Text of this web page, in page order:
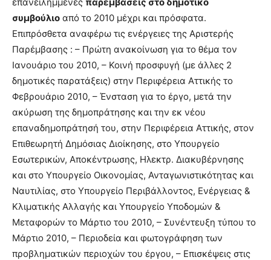
συμβούλιο από το 2010 μέχρι και πρόσφατα.
Επιπρόσθετα αναφέρω τις ενέργειες της Αριστερής
Παρέμβασης : – Πρώτη ανακοίνωση για το θέμα τον
Ιανουάριο του 2010, – Κοινή προσφυγή (με άλλες 2
δημοτικές παρατάξεις) στην Περιφέρεια Αττικής το
Φεβρουάριο 2010, – Ένσταση για το έργο, μετά την
ακύρωση της δημοπράτησης και την εκ νέου
επαναδημοπράτησή του, στην Περιφέρεια Αττικής, στον
Επιθεωρητή Δημόσιας Διοίκησης, στο Υπουργείο
Εσωτερικών, Αποκέντρωσης, Ηλεκτρ. Διακυβέρνησης
και στο Υπουργείο Οικονομίας, Ανταγωνιστικότητας και
Ναυτιλίας, στο Υπουργείο Περιβάλλοντος, Ενέργειας &
Κλιματικής Αλλαγής και Υπουργείο Υποδομών &
Μεταφορών το Μάρτιο του 2010, – Συνέντευξη τύπου το
Μάρτιο 2010, – Περιοδεία και φωτογράφηση των
προβληματικών περιοχών του έργου, – Επισκέψεις στις